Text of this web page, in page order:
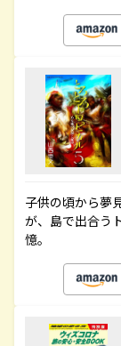
子供の頃から夢
が、島で出合う
憶。